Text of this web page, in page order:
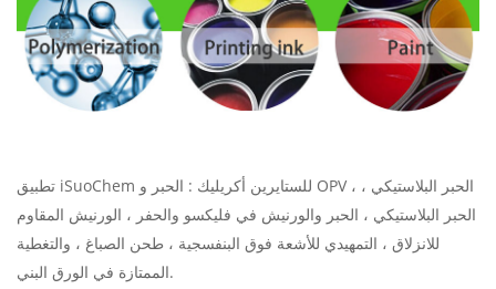
تطبيق iSuoChem للستايرين أكريليك : الحبر و OPV ، الحبر البلاستيكي ،
الحبر البلاستيكي ، الحبر والورنيش في فليكسو والحفر ، الورنيش المقاوم
للانزلاق ، التمهيدي للأشعة فوق البنفسجية ، طحن الصباغ ، والتغطية
الممتازة في الورق البني.